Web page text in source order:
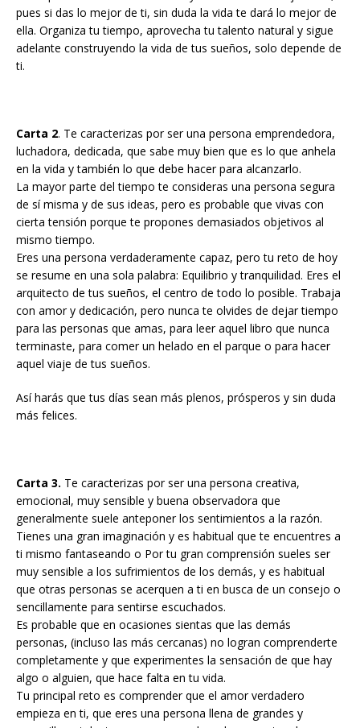
pues si das lo mejor de ti, sin duda la vida te dará lo mejor de
ella. Organiza tu tiempo, aprovecha tu talento natural y sigue
adelante construyendo la vida de tus sueños, solo depende de
ti.
Carta 2. Te caracterizas por ser una persona emprendedora,
luchadora, dedicada, que sabe muy bien que es lo que anhela
en la vida y también lo que debe hacer para alcanzarlo.
La mayor parte del tiempo te consideras una persona segura
de sí misma y de sus ideas, pero es probable que vivas con
cierta tensión porque te propones demasiados objetivos al
mismo tiempo.
Eres una persona verdaderamente capaz, pero tu reto de hoy
se resume en una sola palabra: Equilibrio y tranquilidad. Eres el
arquitecto de tus sueños, el centro de todo lo posible. Trabaja
con amor y dedicación, pero nunca te olvides de dejar tiempo
para las personas que amas, para leer aquel libro que nunca
terminaste, para comer un helado en el parque o para hacer
aquel viaje de tus sueños.
Así harás que tus días sean más plenos, prósperos y sin duda
más felices.
Carta 3. Te caracterizas por ser una persona creativa,
emocional, muy sensible y buena observadora que
generalmente suele anteponer los sentimientos a la razón.
Tienes una gran imaginación y es habitual que te encuentres a
ti mismo fantaseando o Por tu gran comprensión sueles ser
muy sensible a los sufrimientos de los demás, y es habitual
que otras personas se acerquen a ti en busca de un consejo o
sencillamente para sentirse escuchados.
Es probable que en ocasiones sientas que las demás
personas, (incluso las más cercanas) no logran comprenderte
completamente y que experimentes la sensación de que hay
algo o alguien, que hace falta en tu vida.
Tu principal reto es comprender que el amor verdadero
empieza en ti, que eres una persona llena de grandes y